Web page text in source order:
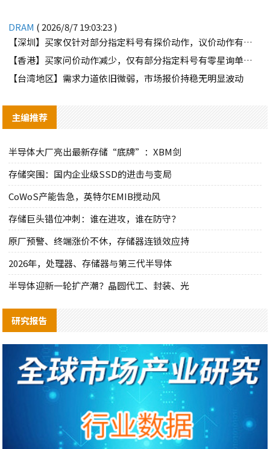
DRAM ( 2026/8/7 19:03:23 )
【深圳】买家仅针对部分指定料号有探价动作，议价动作有所减少
【香港】买家问价动作减少，仅有部分指定料号有零星询单动作
【台湾地区】需求力道依旧微弱，市场报价持稳无明显波动
主编推荐
半导体大厂亮出最新存储“底牌”：XBM剑
存储突围：国内企业级SSD的进击与变局
CoWoS产能告急，英特尔EMIB搅动风
存储巨头错位冲刺：谁在进攻，谁在防守？
原厂预警、终端涨价不休，存储器连锁效应持
2026年，处理器、存储器与第三代半导体
半导体迎新一轮扩产潮？晶圆代工、封装、光
研究报告